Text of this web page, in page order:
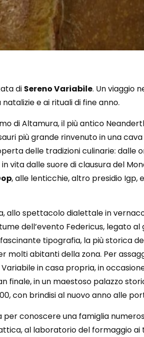
di Sereno Variabile. Un viaggio
e ai rituali di fine anno.
di Altamura, il più antico
più grande rinvenuto in una
delle tradizioni culinarie: dalle
vita dalle suore di clausura del
, alle lenticchie, altro presidio Igp,
allo spettacolo dialettale in
dell’evento Federicus, legato
tipografia, la più storica
molti abitanti della zona. Per
in casa propria, in
finale, in un maestoso palazzo
con brindisi al nuovo anno alle
per conoscere una famiglia
al laboratorio del formaggio